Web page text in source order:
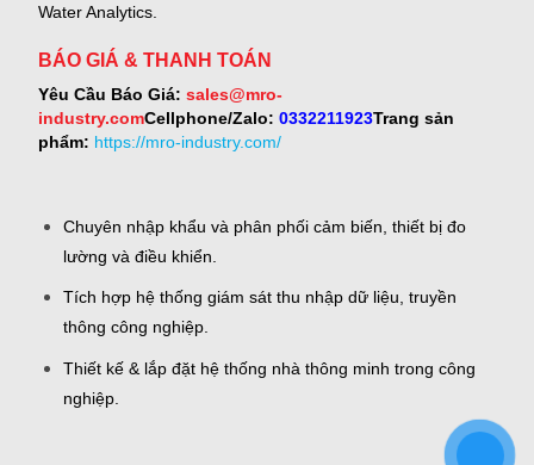
Water Analytics.
BÁO GIÁ & THANH TOÁN
Yêu Cầu Báo Giá: sales@mro-
industry.comCellphone/Zalo: 0332211923Trang sản
phẩm: https://mro-industry.com/
Chuyên nhập khẩu và phân phối cảm biến, thiết bị đo
lường và điều khiển.
Tích hợp hệ thống giám sát thu nhập dữ liệu, truyền
thông công nghiệp.
Thiết kế & lắp đặt hệ thống nhà thông minh trong công
nghiệp.